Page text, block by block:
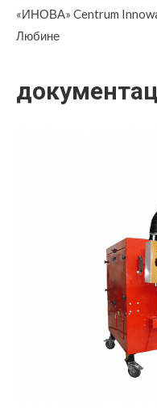
«ИНОВА» Centrum
Любине